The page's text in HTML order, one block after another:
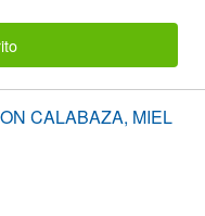
CALABAZA, MIEL